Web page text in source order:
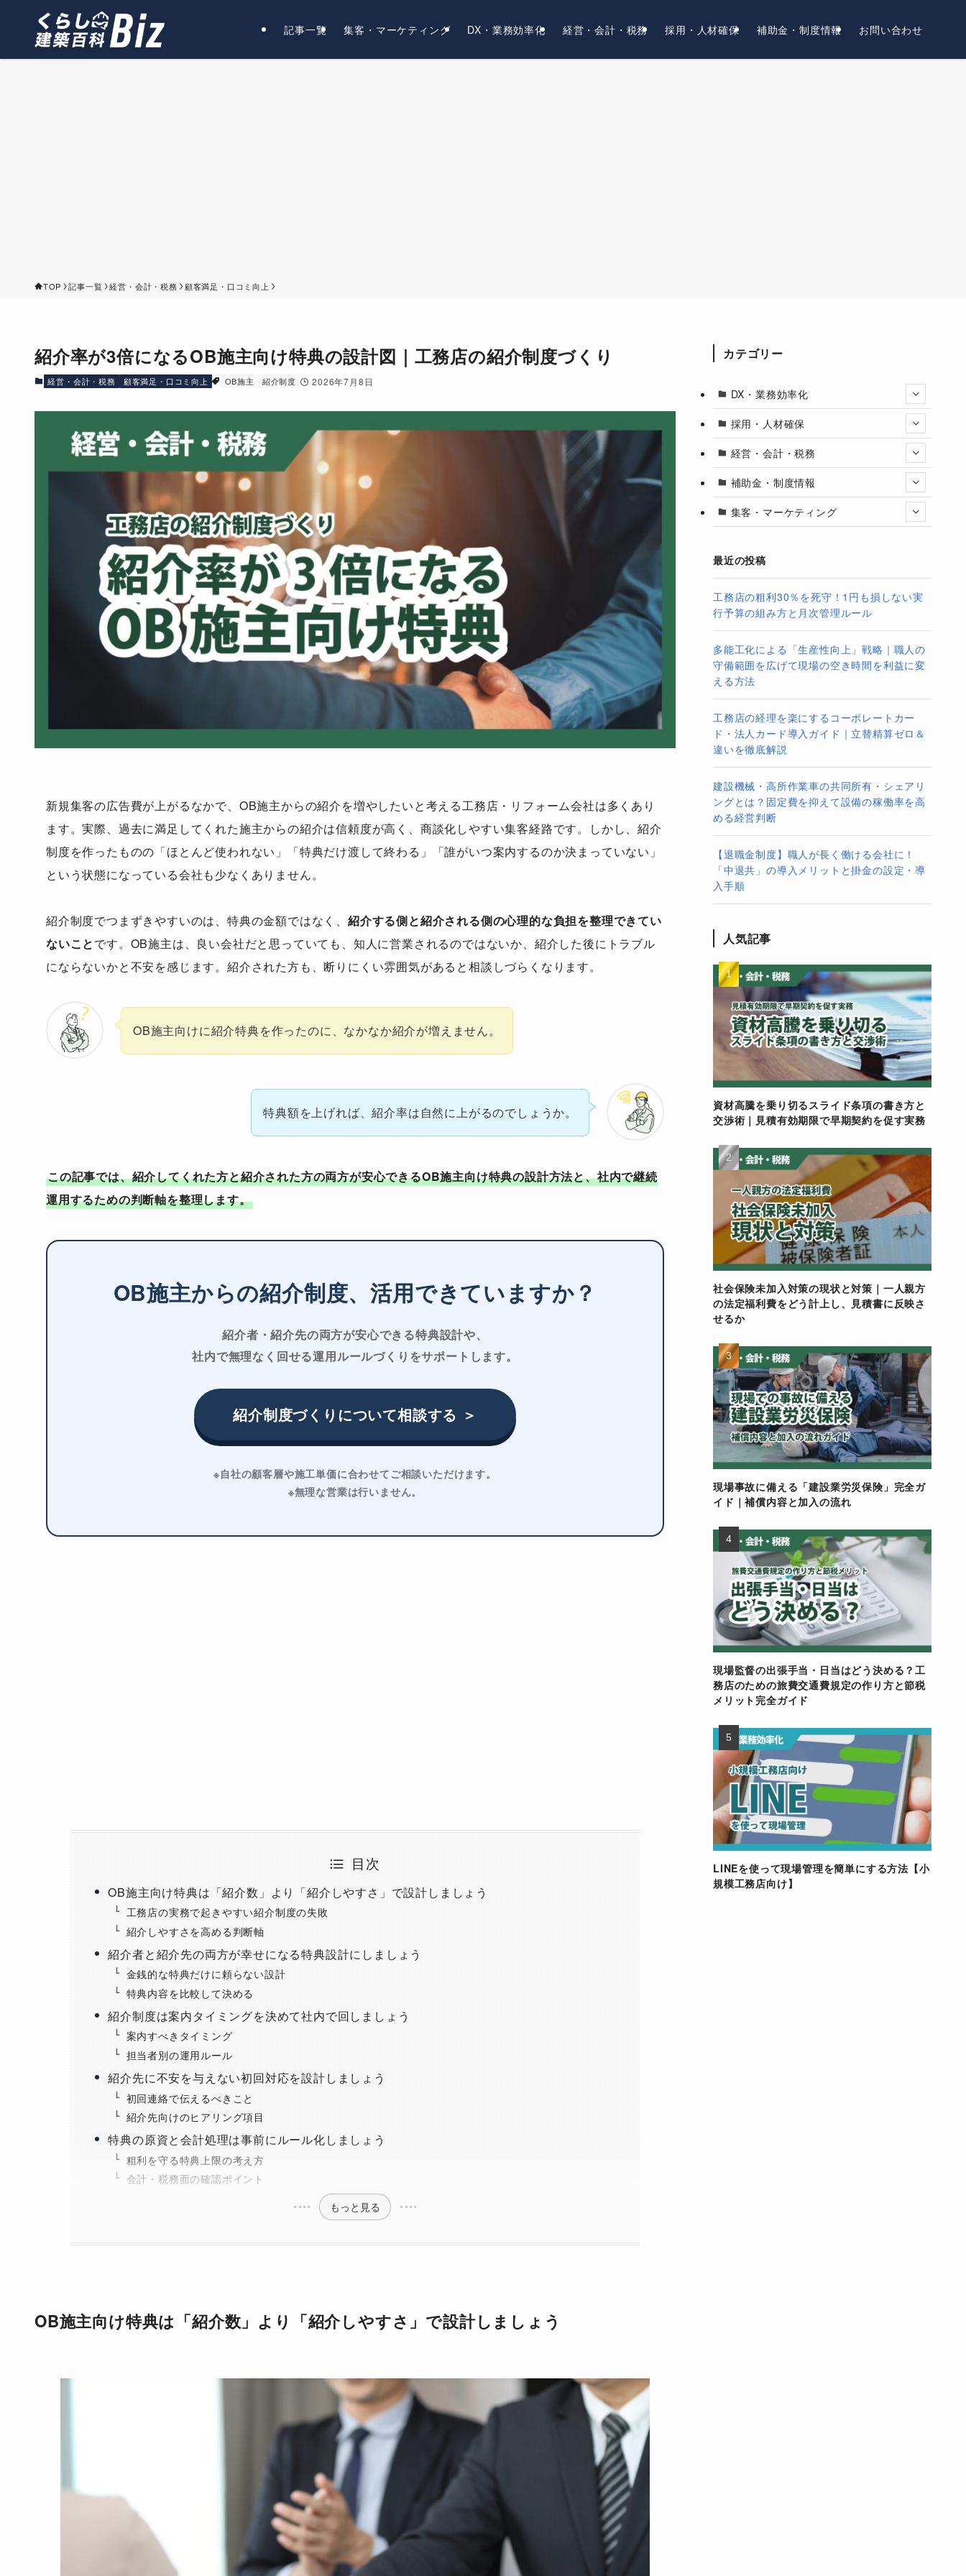
記事一覧 集客・マーケティング DX・業務効率化 経営・会計・税務 採用・人材確保 補助金・制度情報 お問い合わせ
TOP 記事一覧 経営・会計・税務 顧客満足・口コミ向上
紹介率が3倍になるOB施主向け特典の設計図｜工務店の紹介制度づくり
経営・会計・税務 顧客満足・口コミ向上 OB施主 紹介制度 2026年7月8日
新規集客の広告費が上がるなかで、OB施主からの紹介を増やしたいと考える工務店・リフォーム会社は多くあり
ます。実際、過去に満足してくれた施主からの紹介は信頼度が高く、商談化しやすい集客経路です。しかし、紹介
制度を作ったものの「ほとんど使われない」「特典だけ渡して終わる」「誰がいつ案内するのか決まっていない」
という状態になっている会社も少なくありません。
紹介制度でつまずきやすいのは、特典の金額ではなく、 紹介する側と紹介される側の心理的な負担を整理できてい
ないことです。OB施主は、良い会社だと思っていても、知人に営業されるのではないか、紹介した後にトラブル
にならないかと不安を感じます。紹介された方も、断りにくい雰囲気があると相談しづらくなります。
OB施主向けに紹介特典を作ったのに、なかなか紹介が増えません。
特典額を上げれば、紹介率は自然に上がるのでしょうか。
この記事では、紹介してくれた方と紹介された方の両方が安心できるOB施主向け特典の設計方法と、社内で継続
運用するための判断軸を整理します。
OB施主からの紹介制度、活用できていますか？
紹介者・紹介先の両方が安心できる特典設計や、
社内で無理なく回せる運用ルールづくりをサポートします。
紹介制度づくりについて相談する ＞
※自社の顧客層や施工単価に合わせてご相談いただけます。
※無理な営業は行いません。
目次
OB施主向け特典は「紹介数」より「紹介しやすさ」で設計しましょう
工務店の実務で起きやすい紹介制度の失敗
紹介しやすさを高める判断軸
紹介者と紹介先の両方が幸せになる特典設計にしましょう
金銭的な特典だけに頼らない設計
特典内容を比較して決める
紹介制度は案内タイミングを決めて社内で回しましょう
案内すべきタイミング
担当者別の運用ルール
紹介先に不安を与えない初回対応を設計しましょう
初回連絡で伝えるべきこと
紹介先向けのヒアリング項目
特典の原資と会計処理は事前にルール化しましょう
粗利を守る特典上限の考え方
会計・税務面の確認ポイント
もっと見る
OB施主向け特典は「紹介数」より「紹介しやすさ」で設計しましょう
カテゴリー
DX・業務効率化
採用・人材確保
経営・会計・税務
補助金・制度情報
集客・マーケティング
最近の投稿
工務店の粗利30％を死守！1円も損しない実
行予算の組み方と月次管理ルール
多能工化による「生産性向上」戦略｜職人の
守備範囲を広げて現場の空き時間を利益に変
える方法
工務店の経理を楽にするコーポレートカー
ド・法人カード導入ガイド｜立替精算ゼロ＆
違いを徹底解説
建設機械・高所作業車の共同所有・シェアリ
ングとは？固定費を抑えて設備の稼働率を高
める経営判断
【退職金制度】職人が長く働ける会社に！
「中退共」の導入メリットと掛金の設定・導
入手順
人気記事
資材高騰を乗り切るスライド条項の書き方と
交渉術｜見積有効期限で早期契約を促す実務
社会保険未加入対策の現状と対策｜一人親方
の法定福利費をどう計上し、見積書に反映さ
せるか
現場事故に備える「建設業労災保険」完全ガ
イド｜補償内容と加入の流れ
現場監督の出張手当・日当はどう決める？工
務店のための旅費交通費規定の作り方と節税
メリット完全ガイド
LINEを使って現場管理を簡単にする方法【小
規模工務店向け】